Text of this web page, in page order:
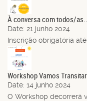
Jun.
À conversa com todos/
Date: 21 junho 2024
Inscrição obrigatória
Jun.
Workshop Vamos
Date: 14 junho 2024
O Workshop decorrerá